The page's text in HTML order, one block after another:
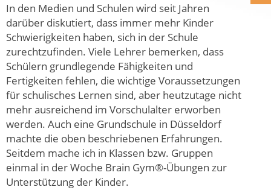
In den Medien und Schulen wird seit Jahren
darüber diskutiert, dass immer mehr Kinder
Schwierigkeiten haben, sich in der Schule
zurechtzufinden. Viele Lehrer bemerken, dass
Schülern grundlegende Fähigkeiten und
Fertigkeiten fehlen, die wichtige Voraussetzungen
für schulisches Lernen sind, aber heutzutage nicht
mehr ausreichend im Vorschulalter erworben
werden. Auch eine Grundschule in Düsseldorf
machte die oben beschriebenen Erfahrungen.
Seitdem mache ich in Klassen bzw. Gruppen
einmal in der Woche Brain Gym®-Übungen zur
Unterstützung der Kinder.